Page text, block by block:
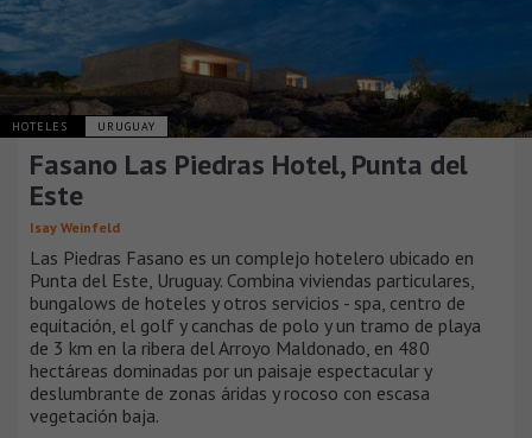
HOTELES URUGUAY
Fasano Las Piedras Hotel, Punta del
Este
Isay Weinfeld
Las Piedras Fasano es un complejo hotelero ubicado en
Punta del Este, Uruguay. Combina viviendas particulares,
bungalows de hoteles y otros servicios - spa, centro de
equitación, el golf y canchas de polo y un tramo de playa
de 3 km en la ribera del Arroyo Maldonado, en 480
hectáreas dominadas por un paisaje espectacular y
deslumbrante de zonas áridas y rocoso con escasa
vegetación baja.